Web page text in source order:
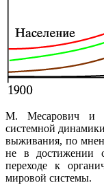
М. Месарович и
системной
выживания, по
не в достижении
переходе к
мировой системы.